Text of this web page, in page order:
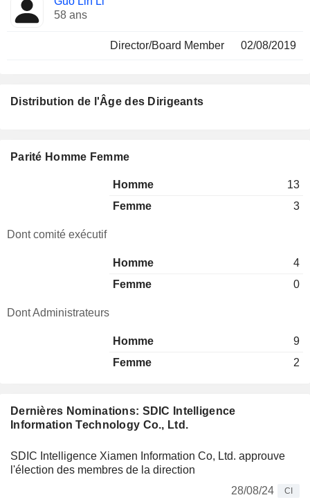
58 ans
Director/Board Member 02/08/2019
Dernières Nominations: SDIC Intelligence
Information Technology Co., Ltd.
SDIC Intelligence Xiamen Information Co, Ltd. approuve
l'élection des membres de la direction
28/08/24
CI
Distribution de l'Âge des Dirigeants
Parité Homme Femme
Homme
13
Femme
3
Dont comité exécutif
Homme
4
Femme
0
Dont Administrateurs
Homme
9
Femme
2